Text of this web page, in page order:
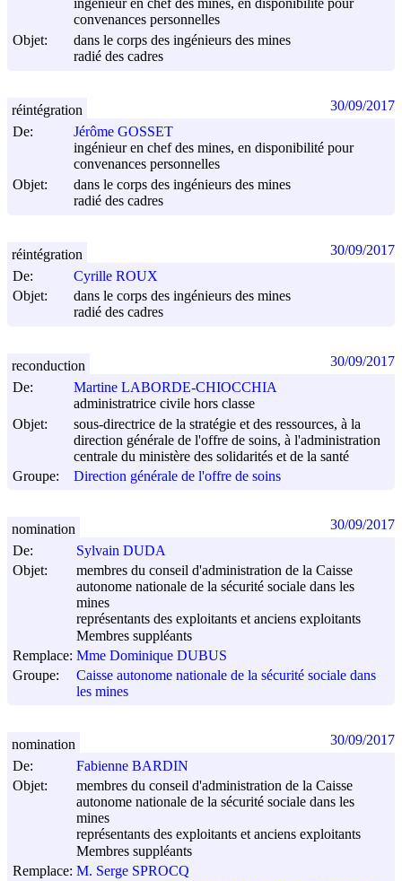
ingénieur en chef des mines, en disponibilité pour
convenances personnelles
Objet:
dans le corps des ingénieurs des mines
radié des cadres
De:
Jérôme GOSSET
ingénieur en chef des mines, en disponibilité pour
convenances personnelles
Objet:
dans le corps des ingénieurs des mines
radié des cadres
réintégration 30/09/2017
De:
Cyrille ROUX
Objet:
dans le corps des ingénieurs des mines
radié des cadres
réintégration 30/09/2017
De:
Martine LABORDE-CHIOCCHIA
administratrice civile hors classe
Objet:
sous-directrice de la stratégie et des ressources, à la
direction générale de l'offre de soins, à l'administration
centrale du ministère des solidarités et de la santé
Groupe:
Direction générale de l'offre de soins
reconduction 30/09/2017
De:
Sylvain DUDA
Objet:
membres du conseil d'administration de la Caisse
autonome nationale de la sécurité sociale dans les
mines
représentants des exploitants et anciens exploitants
Membres suppléants
Remplace: Mme Dominique DUBUS
Groupe:
Caisse autonome nationale de la sécurité sociale dans
les mines
nomination 30/09/2017
De:
Fabienne BARDIN
Objet:
membres du conseil d'administration de la Caisse
autonome nationale de la sécurité sociale dans les
mines
représentants des exploitants et anciens exploitants
Membres suppléants
Remplace: M. Serge SPROCQ
nomination 30/09/2017